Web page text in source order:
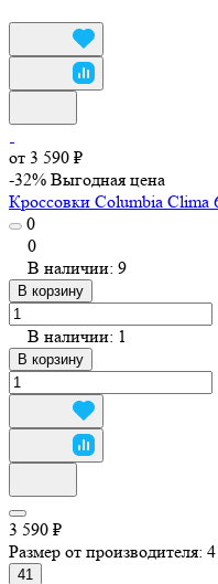
от 3 590 ₽
-32% Выгодная цена
Кроссовки Columbia Clima
0
0
В наличии: 9
В корзину
В наличии: 1
В корзину
3 590 ₽
Размер от производителя:
41